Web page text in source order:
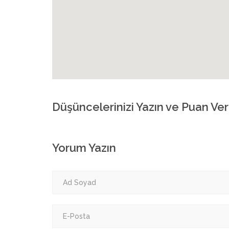
Düşüncelerinizi Yazın ve Puan
Yorum Yazın